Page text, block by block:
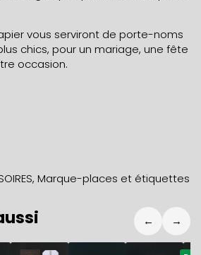
vous serviront de porte-noms
chics, pour un mariage, une fête
occasion.
, Marque-places et étiquettes
← →